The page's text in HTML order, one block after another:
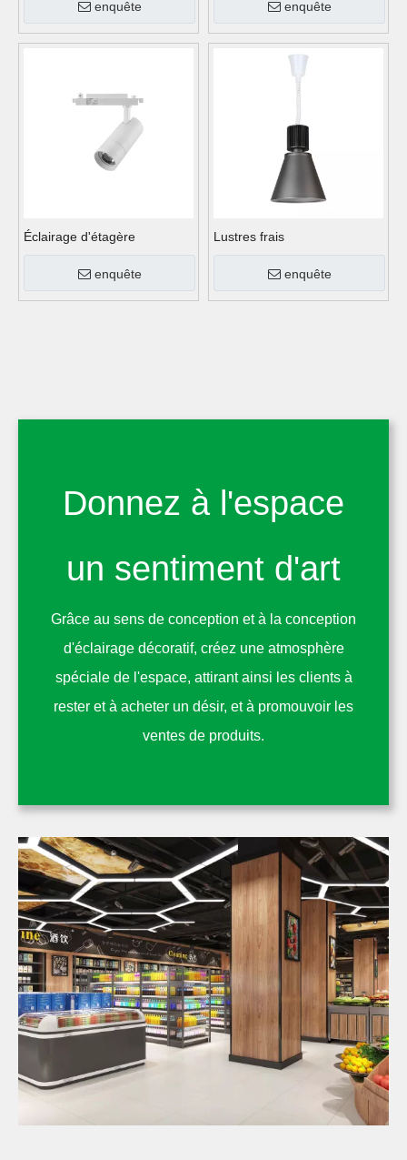
enquête enquête
Éclairage d'étagère
enquête
Lustres frais
enquête
Donnez à l'espace
un sentiment d'art
Grâce au sens de conception et à la conception
d'éclairage décoratif, créez une atmosphère
spéciale de l'espace, attirant ainsi les clients à
rester et à acheter un désir, et à promouvoir les
ventes de produits.